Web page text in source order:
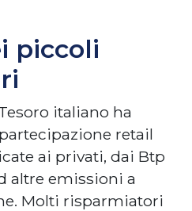
piccoli
italiano ha
retail
ai privati, dai Btp
altre emissioni a
Molti risparmiatori